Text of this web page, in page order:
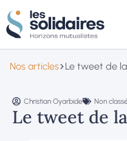
Nos articles Le tweet de
Christian Oyarbide Non
Le tweet de